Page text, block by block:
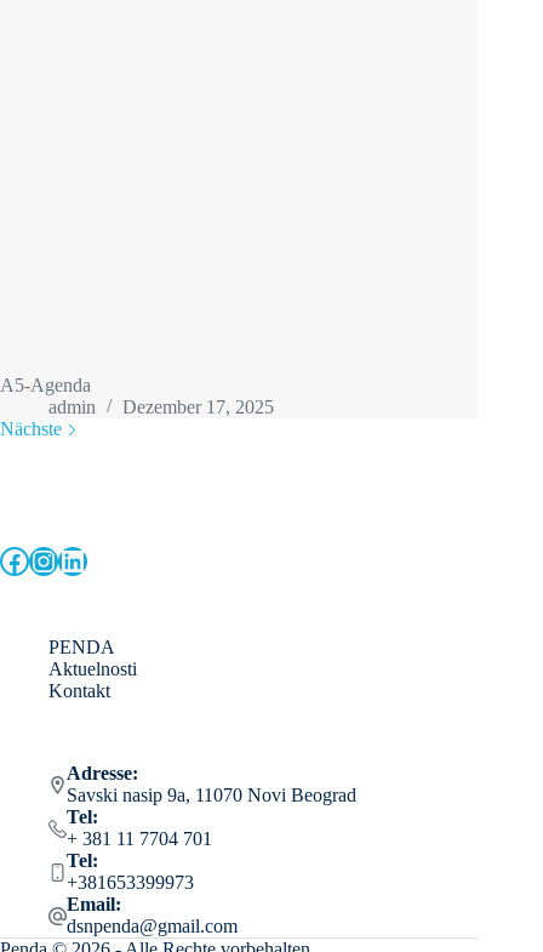
A5-Agenda
admin
Dezember 17, 2025
Nächste
Facebook
Instagram
LinkedIn
PENDA
Aktuelnosti
Kontakt
Adresse:
Savski nasip 9a, 11070 Novi Beograd
Tel:
+ 381 11 7704 701
Tel:
+381653399973
Email:
dsnpenda@gmail.com